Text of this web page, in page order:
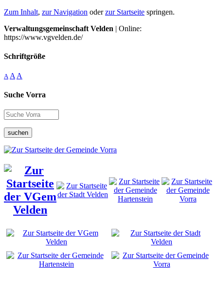
Zum Inhalt, zur Navigation oderzur Startseite springen.
Verwaltungsgemeinschaft Velden | Online:
https://www.vgvelden.de/
Schriftgröße
A A A
Suche Vorra
suchen